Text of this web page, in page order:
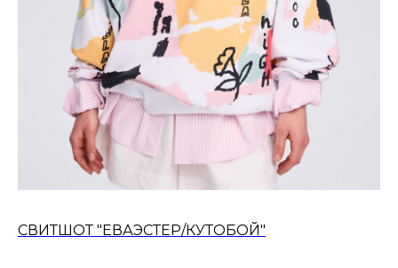
СВИТШОТ "ЕВАЭСТЕР/КУТОБОЙ"